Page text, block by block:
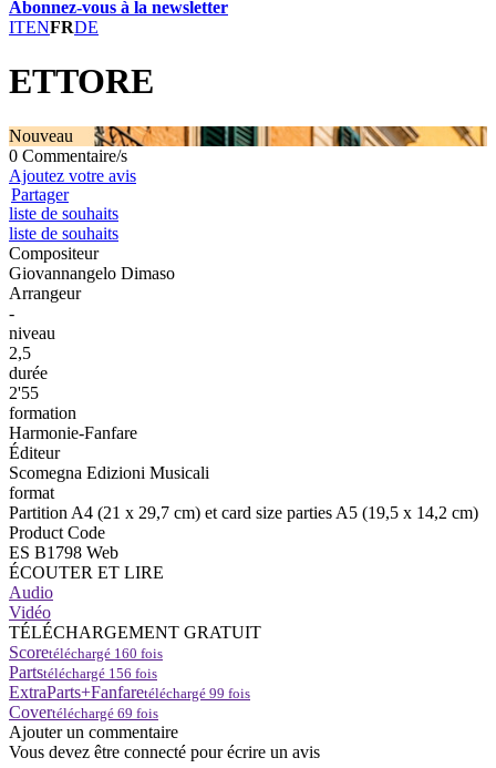
Abonnez-vous à la newsletter
ITENFRDE
ETTORE
Nouveau
0 Commentaire/s
Ajoutez votre avis
Partager
liste de souhaits
liste de souhaits
Compositeur
Giovannangelo Dimaso
Arrangeur
-
niveau
2,5
durée
2'55
formation
Harmonie-Fanfare
Éditeur
Scomegna Edizioni Musicali
format
Partition A4 (21 x 29,7 cm) et card size parties A5 (19,5 x 14,2 cm)
Product Code
ES B1798 Web
ÉCOUTER ET LIRE
Audio
Vidéo
TÉLÉCHARGEMENT GRATUIT
Scoretéléchargé 160 fois
Partstéléchargé 156 fois
ExtraParts+Fanfaretéléchargé 99 fois
Covertéléchargé 69 fois
Ajouter un commentaire
Vous devez être connecté pour écrire un avis